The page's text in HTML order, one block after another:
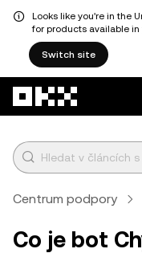
Looks like you're in the
for products available in
Switch site
Centrum podpory
Co je bot